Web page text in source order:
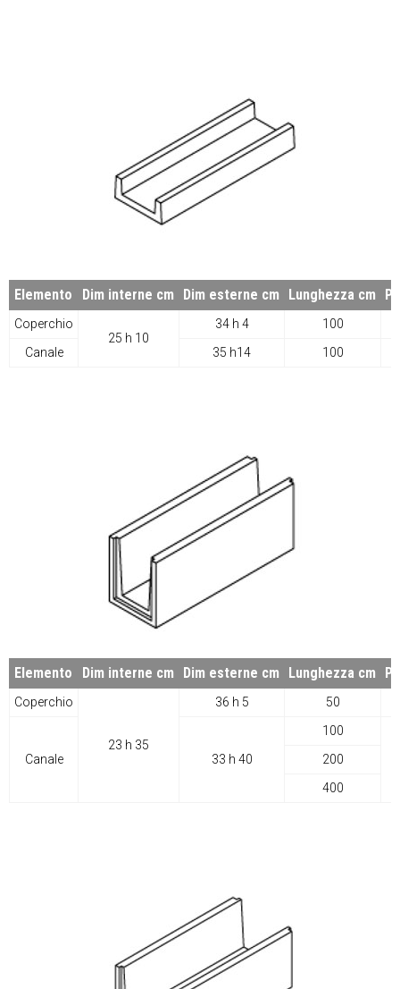
Elemento Dim interne cm Dim esterne cm Lunghezza cm
Coperchio
25 h 10
34 h 4 100
Canale
35 h14 100
Elemento Dim interne cm Dim esterne cm Lunghezza cm
Coperchio
23 h 35
36 h 5 50
Canale 33 h 40
100
200
400